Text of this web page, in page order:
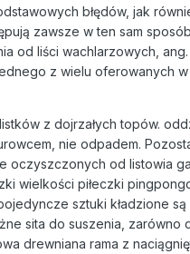
błędów, jak
zawsze w ten sam
od liści wachlarzowych,
z wielu oferowanych
z dojrzałych topów.
nie odpadem.
oczyszczonych od listowia
wielkości piłeczki
sztuki kładzione
sita do suszenia, zarówno
drewniana rama z